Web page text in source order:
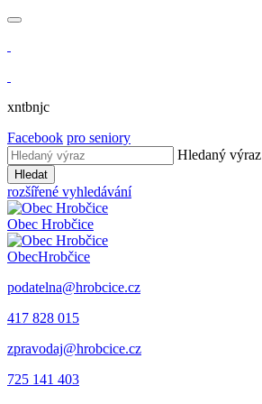
xntbnjc
Facebook pro seniory
Hledaný výraz
Hledat
rozšířené vyhledávání
Obec Hrobčice
ObecHrobčice
podatelna@hrobcice.cz
417 828 015
zpravodaj@hrobcice.cz
725 141 403